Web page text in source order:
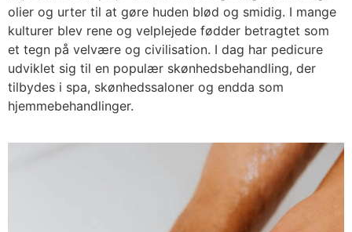
olier og urter til at gøre huden blød og smidig. I mange
kulturer blev rene og velplejede fødder betragtet som
et tegn på velvære og civilisation. I dag har pedicure
udviklet sig til en populær skønhedsbehandling, der
tilbydes i spa, skønhedssaloner og endda som
hjemmebehandlinger.